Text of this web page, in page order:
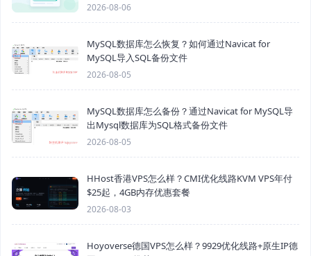
2026-08-06
MySQL数据库怎么恢复？如何通过Navicat for
MySQL导入SQL备份文件
2026-08-05
MySQL数据库怎么备份？通过Navicat for MySQL导
出Mysql数据库为SQL格式备份文件
2026-08-05
HHost香港VPS怎么样？CMI优化线路KVM VPS年付
$25起，4GB内存优惠套餐
2026-08-03
Hoyoverse德国VPS怎么样？9929优化线路+原生IP德